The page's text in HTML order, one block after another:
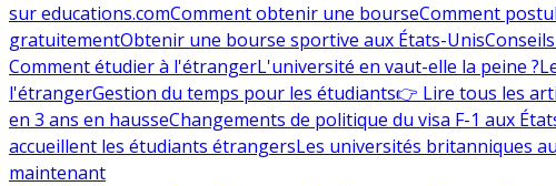
sur educations.comComment obtenir une bourseComment
gratuitementObtenir une bourse sportive aux États-Unis
Comment étudier à l'étrangerL'université en vaut-elle la peine ?
l'étrangerGestion du temps pour les étudiants👉 Lire tous les
en 3 ans en hausseChangements de politique du visa F-1 aux
accueillent les étudiants étrangersLes universités britanniques
maintenant